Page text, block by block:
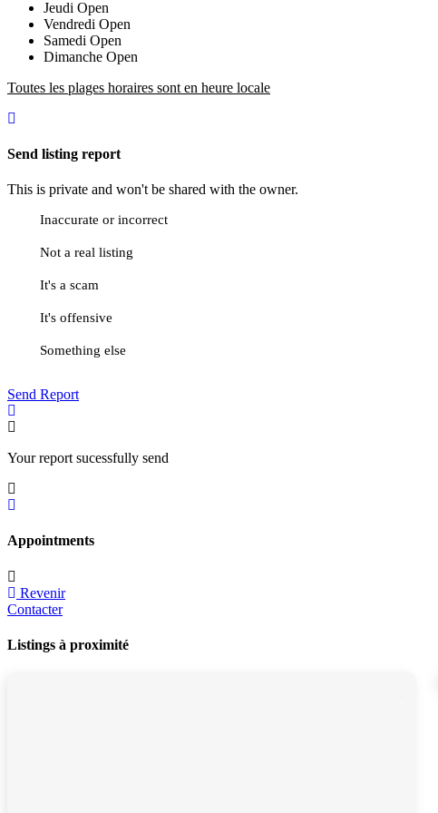
Jeudi Open
Vendredi Open
Samedi Open
Dimanche Open
Toutes les plages horaires sont en heure locale
Send listing report
This is private and won't be shared with the owner.
Inaccurate or incorrect
Not a real listing
It's a scam
It's offensive
Something else
Send Report
Your report sucessfully send
Appointments
Revenir
Contacter
Listings à proximité